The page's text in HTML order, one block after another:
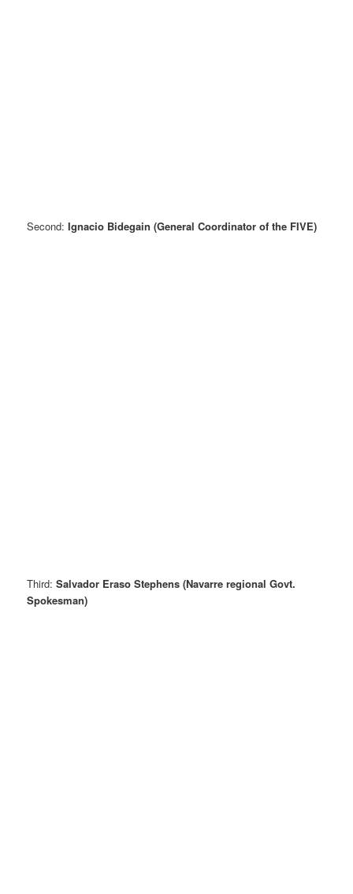
Second:Ignacio Bidegain (General Coordinator of the FIVE)
Third:Salvador Eraso Stephens (Navarre regional Govt.
Spokesman)